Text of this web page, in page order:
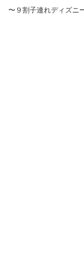
〜９割子連れディズニ